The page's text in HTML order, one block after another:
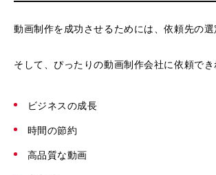
動画制作を成功させるためには、依頼先の
そして、ぴったりの動画制作会社に依頼で
ビジネスの成長
時間の節約
高品質な動画